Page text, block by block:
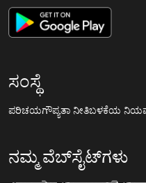
ಸಂಸ್ಥೆ
ಪರಿಚಯಗೌಪ್ಯತಾ ನೀತಿಬಳಕೆಯ
ನಮ್ಮ ವೆಬ್‌ಸೈಟ್‌ಗಳು